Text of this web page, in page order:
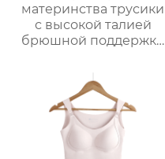
материнства трусики
с высокой талией
брюшной поддержки
большие размеры
средних поздних
беременности без
следа тонкий участок
хлопка промежности